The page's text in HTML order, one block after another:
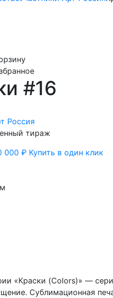
#16
Россия
тираж
000 ₽ Купить в один клик
«Краски (Colors)» —
Сублимационная